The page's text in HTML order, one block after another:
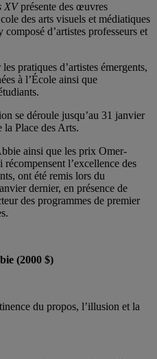
XVprésente des œuvres
des arts visuels et médiatiques
d’artistes professeurs et
pratiques d’artistes émergents,
à l’École ainsi que
se déroule jusqu’au 31 janvier
la Place des Arts.
ainsi que les prix Omer-
l’excellence des
ont été remis lors du
dernier, en présence de
des programmes de premier
(2000 $)
du propos, l’illusion et la